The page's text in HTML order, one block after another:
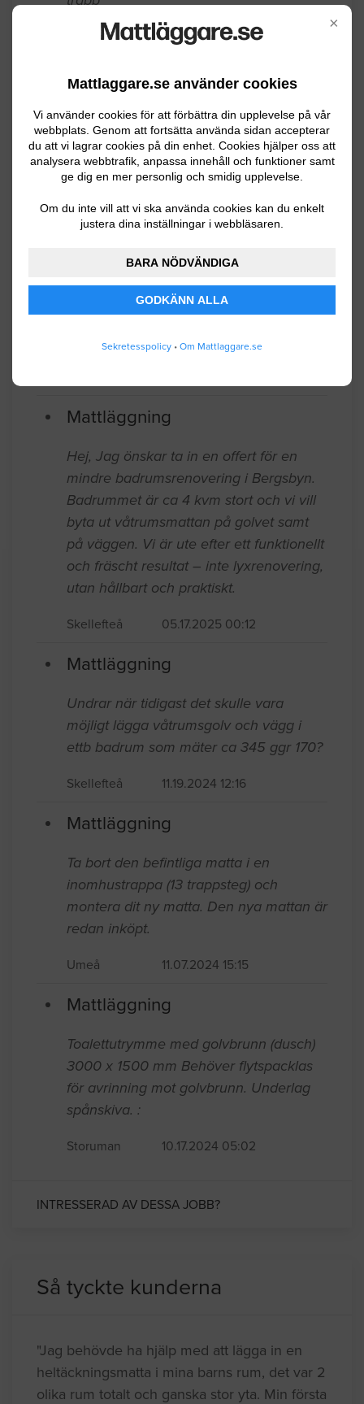
×
Mattlaggare.se använder cookies
Vi använder cookies för att förbättra din upplevelse på vår
webbplats. Genom att fortsätta använda sidan accepterar
du att vi lagrar cookies på din enhet. Cookies hjälper oss att
analysera webbtrafik, anpassa innehåll och funktioner samt
ge dig en mer personlig och smidig upplevelse.
Om du inte vill att vi ska använda cookies kan du enkelt
justera dina inställningar i webbläsaren.
BARA NÖDVÄNDIGA
GODKÄNN ALLA
Sekretesspolicy • Om Mattlaggare.se
06.29.2026 10:20
Mattläggning
Har fått nedslag på badrum efter en
försäljningsbesiktning. Två små ytor där
våtrumsmatta glidit isär, där det pratas
om att "svetsa" ihop detta. Detta bör
göras av fackman, enligt
besiktningsman.
12.05.2025 13:02
Mattläggning
Längd:2400 mm Bredd:1900 mm Höjd:
Mattläggning
Hej, Jag önskar ta in en offert för en
mindre badrumsrenovering i Bergsbyn.
Badrummet är ca 4 kvm stort och vi vill
byta ut våtrumsmattan på golvet samt
på väggen. Vi är ute efter ett funktionellt
och fräscht resultat – inte lyxrenovering,
utan hållbart och praktiskt.
Skellefteå 05.17.2025 00:12
Mattläggning
Undrar när tidigast det skulle vara
möjligt lägga våtrumsgolv och vägg i
ettb badrum som mäter ca 345 ggr 170?
Skellefteå 11.19.2024 12:16
Mattläggning
Ta bort den befintliga matta i en
inomhustrappa (13 trappsteg) och
montera dit ny matta. Den nya mattan är
redan inköpt.
Umeå 11.07.2024 15:15
Mattläggning
Toalettutrymme med golvbrunn (dusch)
3000 x 1500 mm Behöver flytspacklas
för avrinning mot golvbrunn. Underlag
spånskiva. :
Storuman 10.17.2024 05:02
INTRESSERAD AV DESSA JOBB?
Så tyckte kunderna
"Jag behövde ha hjälp med att lägga in en
heltäckningsmatta i mina barns rum, det var 2
olika rum totalt och ganska stor yta. Min första